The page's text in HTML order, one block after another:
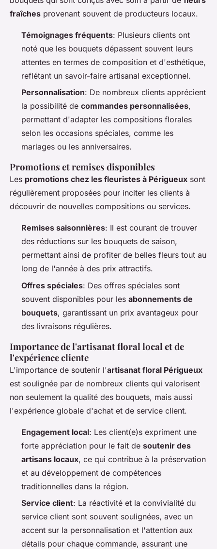
fraîches provenant souvent de producteurs locaux.
Témoignages fréquents: Plusieurs clients ont
noté que les bouquets dépassent souvent leurs
attentes en termes de composition et d'esthétique,
reflétant un savoir-faire artisanal exceptionnel.
Personnalisation: De nombreux clients apprécient
la possibilité de commandes personnalisées,
permettant d'adapter les compositions florales
selon les occasions spéciales, comme les
mariages ou les anniversaires.
Promotions et remises disponibles
Les promotions chez les fleuristes à Périgueux sont
régulièrement proposées pour inciter les clients à
découvrir de nouvelles compositions ou services.
Remises saisonnières: Il est courant de trouver
des réductions sur les bouquets de saison,
permettant ainsi de profiter de belles fleurs tout au
long de l'année à des prix attractifs.
Offres spéciales: Des offres spéciales sont
souvent disponibles pour les abonnements de
bouquets, garantissant un prix avantageux pour
des livraisons régulières.
Importance de l'artisanat floral local et de
l'expérience cliente
L'importance de soutenir l'artisanat floral Périgueux
est soulignée par de nombreux clients qui valorisent
non seulement la qualité des bouquets, mais aussi
l'expérience globale d'achat et de service client.
Engagement local: Les client(e)s expriment une
forte appréciation pour le fait de soutenir des
artisans locaux, ce qui contribue à la préservation
et au développement de compétences
traditionnelles dans la région.
Service client: La réactivité et la convivialité du
service client sont souvent soulignées, avec un
accent sur la personnalisation et l'attention aux
détails pour chaque commande, assurant une